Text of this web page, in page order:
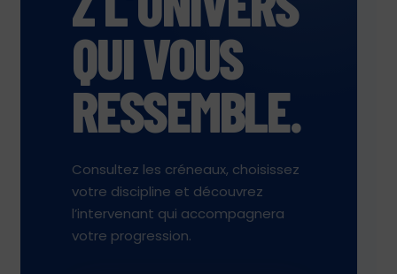
QUI VOUS
RESSEMBLE.
Consultez les créneaux, choisissez
votre discipline et découvrez
l’intervenant qui accompagnera
votre progression.